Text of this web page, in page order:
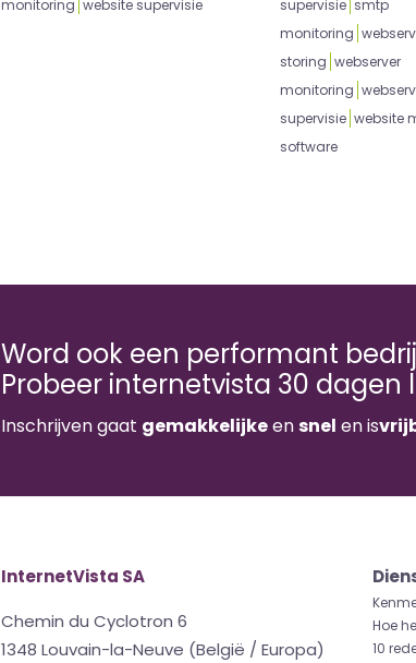
monitoring website supervisie
supervisie smtp
monitoring
storing webserver
monitoring
supervisie website
software
Word ook een performant
Probeer internetvista 30 dagen
Inschrijven gaat gemakkelijkeensnel en is
InternetVista SA
Chemin du Cyclotron 6
1348 Louvain-la-Neuve (België / Europa)
Hoe
10